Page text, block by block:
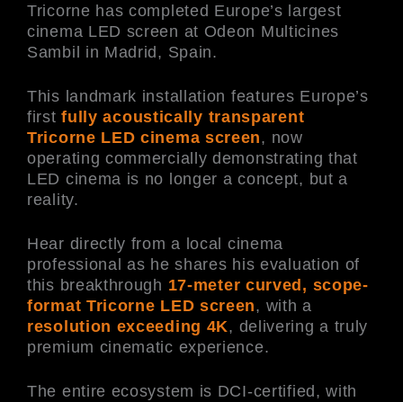
Tricorne has completed Europe’s largest
cinema LED screen at Odeon Multicines
Sambil in Madrid, Spain.
This landmark installation features Europe’s
firstfully acoustically transparent
Tricorne LED cinema screen, now
operating commercially demonstrating that
LED cinema is no longer a concept, but a
reality.
Hear directly from a local cinema
professional as he shares his evaluation of
this breakthrough 17-meter curved, scope-
format Tricorne LED screen, with a
resolution exceeding 4K, delivering a truly
premium cinematic experience.
The entire ecosystem is DCI-certified, with